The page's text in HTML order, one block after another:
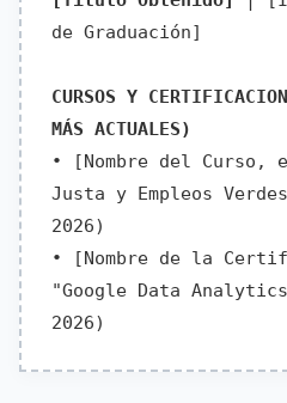
de Graduación]
CURSOS Y
MÁS ACTUALES)
• [Nombre del
Justa y Empleos
2026)
• [Nombre de la
"Google Data
2026)